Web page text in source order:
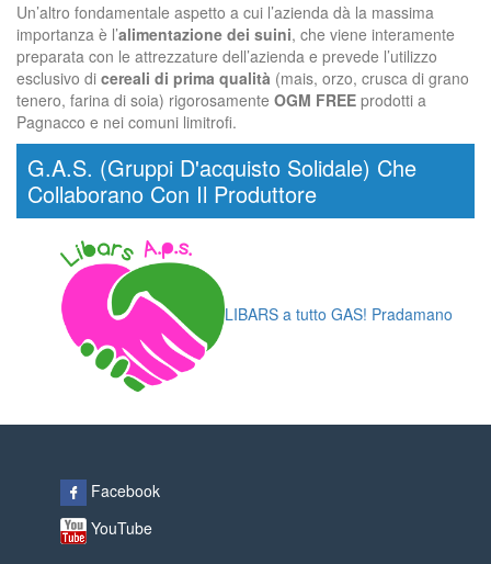
Un’altro fondamentale aspetto a cui l’azienda dà la massima
importanza è l’alimentazione dei suini, che viene interamente
preparata con le attrezzature dell’azienda e prevede l’utilizzo
esclusivo di cereali di prima qualità (mais, orzo, crusca di grano
tenero, farina di soia) rigorosamente OGM FREE prodotti a
Pagnacco e nei comuni limitrofi.
G.A.S. (Gruppi D'acquisto Solidale) Che
Collaborano Con Il Produttore
LIBARS a tutto GAS! Pradamano
Facebook
YouTube